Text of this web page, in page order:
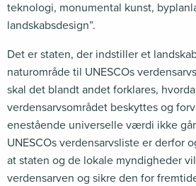
teknologi, monumental kunst,
landskabsdesign”.
Det er staten, der indstiller et
naturområde til UNESCOs
skal det blandt andet forklares,
verdensarvsområdet beskyttes og
enestående universelle værdi ikke
UNESCOs verdensarvsliste er derfor
at staten og de lokale myndigheder
verdensarven og sikre den for